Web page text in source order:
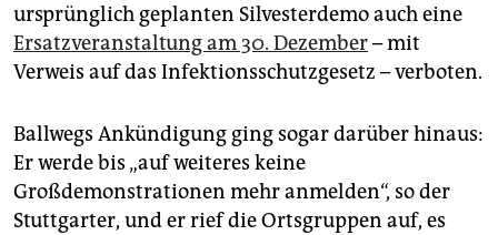
ursprünglich geplanten Silvesterdemo auch eine
Ersatzveranstaltung am 30. Dezember– mit
Verweis auf das Infektionsschutzgesetz – verboten.
Ballwegs Ankündigung ging sogar darüber hinaus:
Er werde bis „auf weiteres keine
Großdemonstrationen mehr anmelden“, so der
Stuttgarter, und er rief die Ortsgruppen auf, es